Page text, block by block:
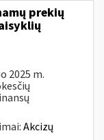
prekių
2025 m.
Akcizų